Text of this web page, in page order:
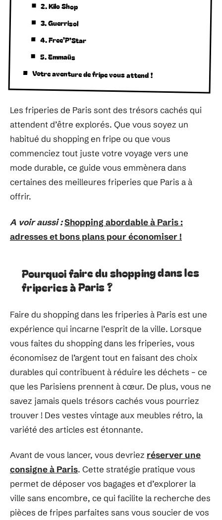
2. Kilo Shop
3. Guerrisol
4. Free’P’Star
5. Emmaüs
Votre aventure de fripe vous attend !
Les friperies de Paris sont des trésors cachés qui
attendent d’être explorés. Que vous soyez un
habitué du shopping en fripe ou que vous
commenciez tout juste votre voyage vers une
mode durable, ce guide vous emmènera dans
certaines des meilleures friperies que Paris a à
offrir.
A voir aussi :Shopping abordable à Paris :
adresses et bons plans pour économiser !
Pourquoi faire du shopping dans les
friperies à Paris ?
Faire du shopping dans les friperies à Paris est une
expérience qui incarne l’esprit de la ville. Lorsque
vous faites du shopping dans les friperies, vous
économisez de l’argent tout en faisant des choix
durables qui contribuent à réduire les déchets – ce
que les Parisiens prennent à cœur. De plus, vous ne
savez jamais quels trésors cachés vous pourriez
trouver ! Des vestes vintage aux meubles rétro, la
variété des articles est étonnante.
Avant de vous lancer, vous devriez réserver une
consigne à Paris. Cette stratégie pratique vous
permet de déposer vos bagages et d’explorer la
ville sans encombre, ce qui facilite la recherche des
pièces de fripes parfaites sans vous soucier de vos